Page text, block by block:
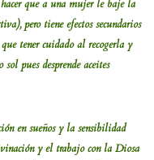
que a una mujer le baje la
pero tiene efectos secundarios
tener cuidado al recogerla y
pues desprende aceites
en sueños y la sensibilidad
y el trabajo con la Diosa